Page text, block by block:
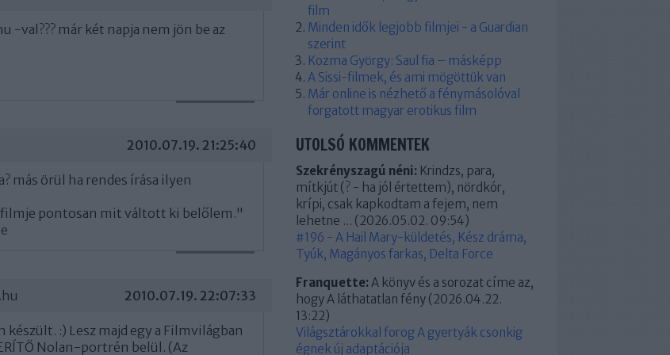
-val??? már két napja nem jön be az
2010.07.19. 21:25:40
örül ha rendes írása ilyen
pontosan mit váltott ki belőlem."
2010.07.19. 22:07:33
:) Lesz majd egy a Filmvilágban
Nolan-portrén belül. (Az
film
Minden idők legjobb filmjei - a Guardian
szerint
Kozma György: Saul fia – másképp
A Sissi-filmek, és ami mögöttük van
Már online is nézhető a fénymásolóval
forgatott magyar erotikus film
UTOLSÓ KOMMENTEK
Szekrényszagú néni: Krindzs, para,
mítkjút (? - ha jól értettem), nördkór,
krípi, csak kapkodtam a fejem, nem
lehetne ... (2026.05.02. 09:54)
#196 - A Hail Mary-küldetés, Kész dráma,
Tyúk, Magányos farkas, Delta Force
Franquette: A könyv és a sorozat címe az,
hogy A láthatatlan fény (2026.04.22.
13:22)
Világsztárokkal forog A gyertyák csonkig
égnek új adaptációja